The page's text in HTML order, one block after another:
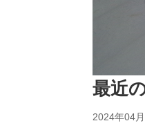
最近
2024年04